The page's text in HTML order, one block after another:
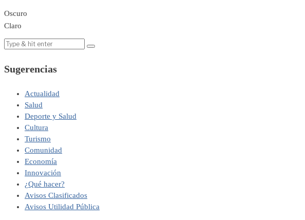
Oscuro
Claro
Sugerencias
Actualidad
Salud
Deporte y Salud
Cultura
Turismo
Comunidad
Economía
Innovación
¿Qué hacer?
Avisos Clasificados
Avisos Utilidad Pública